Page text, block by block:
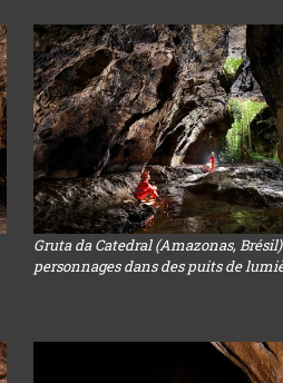
Gruta da Catedral (Amazonas,
personnages dans des puits de